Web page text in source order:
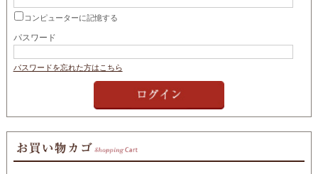
コンピューターに記憶する
パスワード
パスワードを忘れた方はこちら